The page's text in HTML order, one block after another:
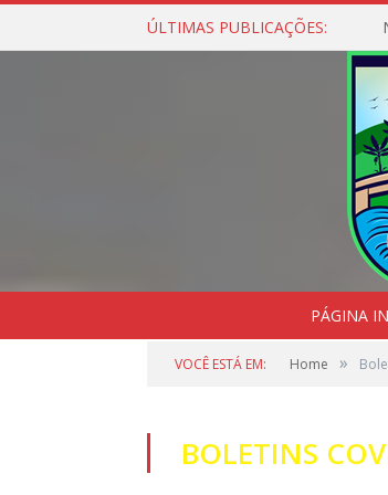
ÚLTIMAS PUBLICAÇÕES:
PÁGINA
VOCÊ ESTÁ EM: Home »
BOLETINS